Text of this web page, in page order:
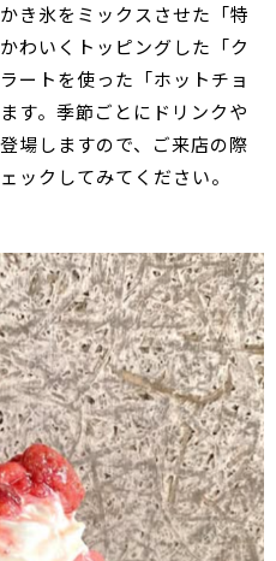
き氷をミックスさせた「特
わいくトッピングした「ク
ートを使った「ホットチョ
す。季節ごとにドリンクや
場しますので、ご来店の際
ックしてみてください。